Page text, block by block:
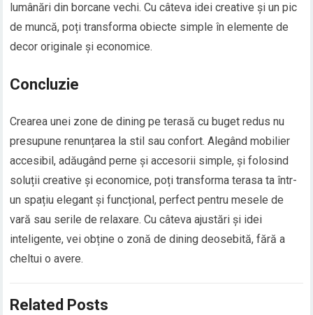
lumânări din borcane vechi. Cu câteva idei creative și un pic
de muncă, poți transforma obiecte simple în elemente de
decor originale și economice.
Concluzie
Crearea unei zone de dining pe terasă cu buget redus nu
presupune renunțarea la stil sau confort. Alegând mobilier
accesibil, adăugând perne și accesorii simple, și folosind
soluții creative și economice, poți transforma terasa ta într-
un spațiu elegant și funcțional, perfect pentru mesele de
vară sau serile de relaxare. Cu câteva ajustări și idei
inteligente, vei obține o zonă de dining deosebită, fără a
cheltui o avere.
Related Posts